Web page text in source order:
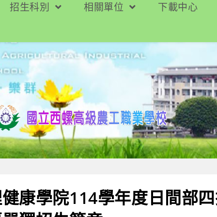
招生科別 相關單位 下載中心
康學院114學年度日間部